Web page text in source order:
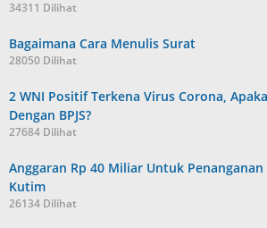
34311 Dilihat
Bagaimana Cara Menulis Surat
28050 Dilihat
2 WNI Positif Terkena Virus Corona,
Dengan BPJS?
27684 Dilihat
Anggaran Rp 40 Miliar Untuk
Kutim
26134 Dilihat